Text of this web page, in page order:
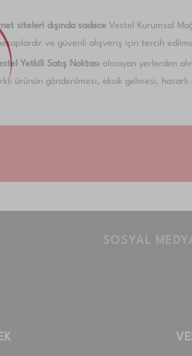
siteleri dışında sadece Vestel Kurumsal
ve güvenli alışveriş için tercih
Yetkili Satış Noktası olmayan yerlerden
ürünün gönderilmesi, eksik gelmesi,
SOSYAL